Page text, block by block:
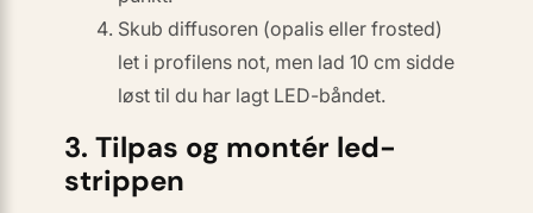
Skub diffusoren (opalis ellerfrosted)
let i profilens not, men lad 10 cm sidde
løst til du har lagt LED-båndet.
3. Tilpas og montér led-
strippen